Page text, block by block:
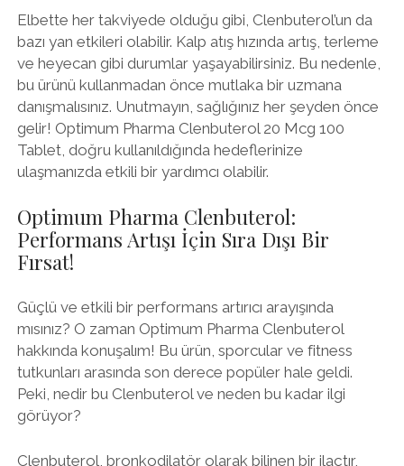
Elbette her takviyede olduğu gibi, Clenbuterol’un da
bazı yan etkileri olabilir. Kalp atış hızında artış, terleme
ve heyecan gibi durumlar yaşayabilirsiniz. Bu nedenle,
bu ürünü kullanmadan önce mutlaka bir uzmana
danışmalısınız. Unutmayın, sağlığınız her şeyden önce
gelir! Optimum Pharma Clenbuterol 20 Mcg 100
Tablet, doğru kullanıldığında hedeflerinize
ulaşmanızda etkili bir yardımcı olabilir.
Optimum Pharma Clenbuterol:
Performans Artışı İçin Sıra Dışı Bir
Fırsat!
Güçlü ve etkili bir performans artırıcı arayışında
mısınız? O zaman Optimum Pharma Clenbuterol
hakkında konuşalım! Bu ürün, sporcular ve fitness
tutkunları arasında son derece popüler hale geldi.
Peki, nedir bu Clenbuterol ve neden bu kadar ilgi
görüyor?
Clenbuterol, bronkodilatör olarak bilinen bir ilaçtır,